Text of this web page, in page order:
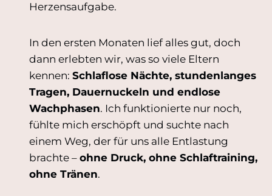
Herzensaufgabe.
In den ersten Monaten lief alles gut, doch
dann erlebten wir, was so viele Eltern
kennen: Schlaflose Nächte, stundenlanges
Tragen, Dauernuckeln und endlose
Wachphasen. Ich funktionierte nur noch,
fühlte mich erschöpft und suchte nach
einem Weg, der für uns alle Entlastung
brachte – ohne Druck, ohne Schlaftraining,
ohne Tränen.